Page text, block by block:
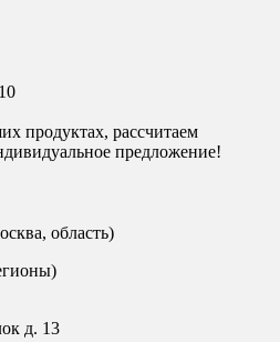
продуктах, рассчитаем
предложение!
область)
д. 13